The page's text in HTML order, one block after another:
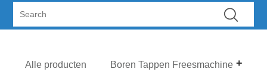
Alle producten Boren Tappen Freesmachine